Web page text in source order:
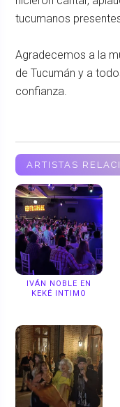
tucumanos
Agradecemos a la
de Tucumán y a
confianza.
ARTISTAS
IVÁN NOBLE EN
KEKÉ INTIMO